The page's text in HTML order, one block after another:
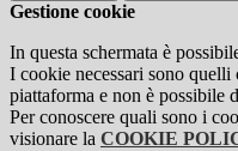
Gestione cookie
In questa schermata è
I cookie necessari sono
piattaforma e non è possibile
Per conoscere quali sono i
visionare la COOKIE